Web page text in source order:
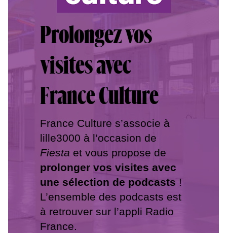
Prolongez vos
visites avec
France Culture
France Culture s’associe à
lille3000 à l’occasion de
Fiesta et vous propose de
prolonger vos visites avec
une sélection de podcasts !
L’ensemble des podcasts est
à retrouver sur l’appli Radio
France.